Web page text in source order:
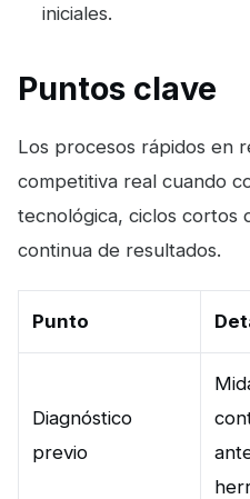
iniciales.
Puntos clave
Los procesos rápidos en
competitiva real cuando
tecnológica, ciclos cortos
continua de resultados.
Punto
Diagnóstico
previo